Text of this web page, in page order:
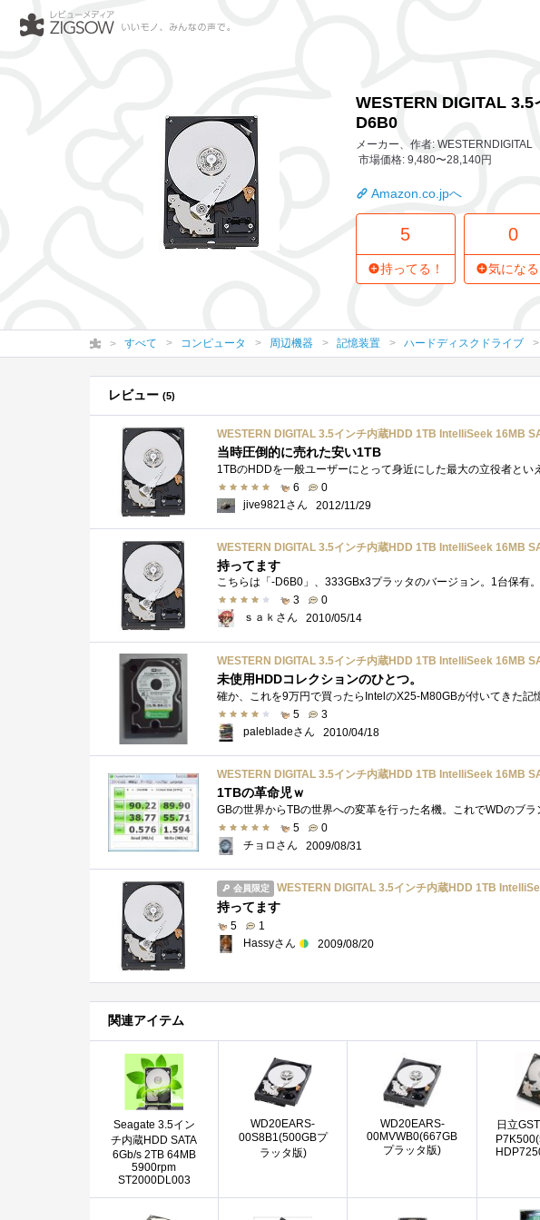
WESTERN DIGITAL
D6B0
メーカー、作者: WESTERNDIGITAL
市場価格: 9,480〜28,140円
Amazon.co.jpへ
5
持ってる！
0
気になる
すべて コンピュータ 周辺機器 記憶装置 ハードディスクドライブ
レビュー (5)
WESTERN DIGITAL 3.5インチ内蔵HDD 1TB IntelliSeek 16MB
当時圧倒的に売れた安い1TB
6
0
jive9821さん
2012/11/29
WESTERN DIGITAL 3.5インチ内蔵HDD 1TB IntelliSeek 16MB
持ってます
こちらは「-D6B0」、333GBx3プラッタのバージョン。1台保有。
3
0
ｓａｋさん
2010/05/14
WESTERN DIGITAL 3.5インチ内蔵HDD 1TB IntelliSeek 16MB
未使用HDDコレクションのひとつ。
5
3
palebladeさん
2010/04/18
WESTERN DIGITAL 3.5インチ内蔵HDD 1TB IntelliSeek 16MB
1TBの革命児ｗ
5
0
チョロさん
2009/08/31
会員限定 WESTERN DIGITAL 3.5インチ内蔵HDD 1TB
持ってます
5
1
Hassyさん
2009/08/20
関連アイテム
Seagate 3.5イン
チ内蔵HDD SATA
6Gb/s 2TB 64MB
5900rpm
ST2000DL003
WD20EARS-
00S8B1(500GBプ
ラッタ版)
WD20EARS-
00MVWB0(667GB
プラッタ版)
日立